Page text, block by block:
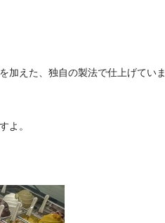
加えた、独自の製法で仕上げていま
よ。